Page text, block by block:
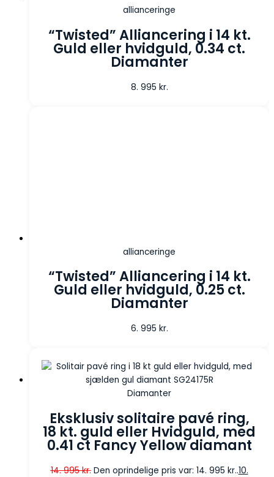
allianceringe
“Twisted” Alliancering i 14 kt.
Guld eller hvidguld, 0.34 ct.
Diamanter
8. 995 kr.
allianceringe
“Twisted” Alliancering i 14 kt.
Guld eller hvidguld, 0.25 ct.
Diamanter
6. 995 kr.
Diamanter
Eksklusiv solitaire pavé ring,
18 kt. guld eller Hvidguld, med
0.41 ct Fancy Yellow diamant
14. 995kr. Den oprindelige pris var: 14. 995 kr..10.